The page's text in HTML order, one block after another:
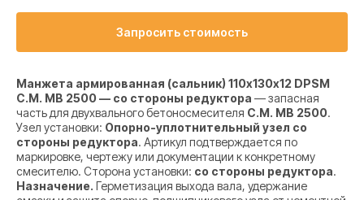
Запросить стоимость
Манжета армированная (сальник) 110х130х12 DPSM
C.M. MB 2500 — со стороны редуктора — запасная
часть для двухвального бетоносмесителя C.M. MB 2500.
Узел установки: Опорно-уплотнительный узел со
стороны редуктора. Артикул подтверждается по
маркировке, чертежу или документации к конкретному
смесителю. Сторона установки: со стороны редуктора.
Назначение. Герметизация выхода вала, удержание